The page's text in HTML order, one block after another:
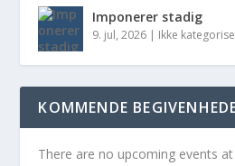
Imponerer stadig
9. jul, 2026 | Ikke
KOMMENDE
There are no upcoming events